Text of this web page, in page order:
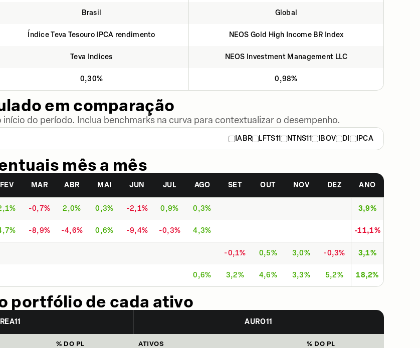
Brasil Global
Índice Teva Tesouro IPCA rendimento NEOS Gold High Income BR Index
Teva Indices NEOS Investment Management LLC
0,30%
0,98%
em comparação
início do período. Inclua benchmarks na curva para contextualizar o desempenho.
IABR LFTS11 NTNS11 IBOV DI
IPCA
mês a mês
FEV MAR ABR MAI JUN JUL AGO SET OUT NOV DEZ ANO
-0,7% 2,0% 0,3% -2,1% 0,9% 0,3% 3,9%
-8,9% -4,6% 0,6% -9,4% -0,3% 4,3% -11,1%
-0,1% 0,5% 3,0% -0,3% 3,1%
0,6% 3,2% 4,6% 3,3% 5,2%
18,2%
portfólio de cada ativo
AURO11
% DO PL ATIVOS % DO PL